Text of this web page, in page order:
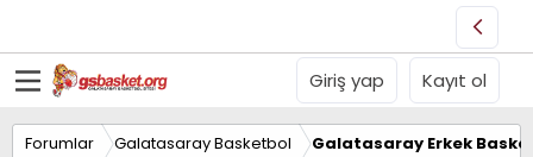
Giriş yap Kayıt ol
Forumlar Galatasaray Basketbol Galatasaray Erkek